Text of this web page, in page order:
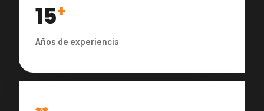
15+
Años de experiencia